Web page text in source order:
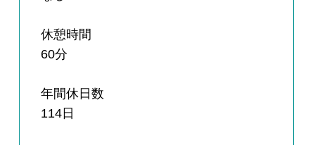
休憩時間
60分
年間休日数
114日